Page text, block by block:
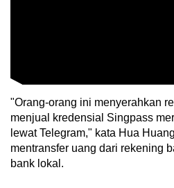
"Orang-orang ini menyerahkan
menjual kredensial Singpass
lewat Telegram," kata Hua
mentransfer uang dari rekening
bank lokal.